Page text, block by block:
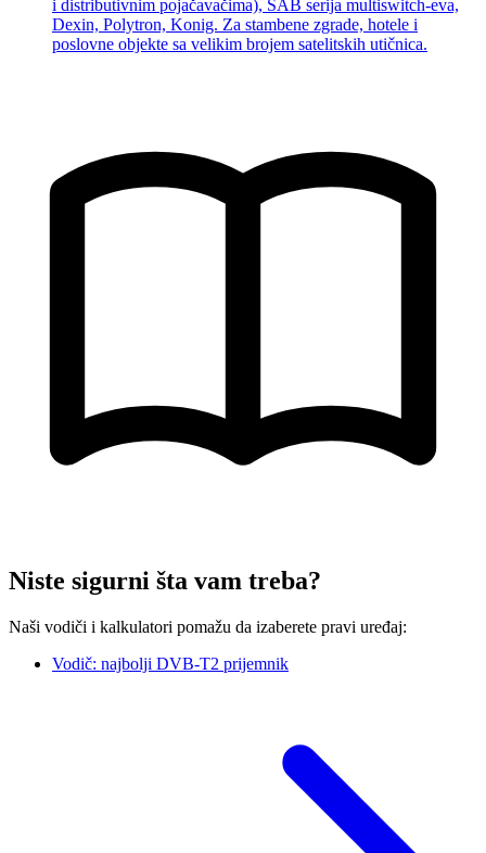
i distributivnim pojačavačima), SAB serija multiswitch-eva,
Dexin, Polytron, Konig. Za stambene zgrade, hotele i
poslovne objekte sa velikim brojem satelitskih utičnica.
Niste sigurni šta vam treba?
Naši vodiči i kalkulatori pomažu da izaberete pravi uređaj:
Vodič: najbolji DVB-T2 prijemnik